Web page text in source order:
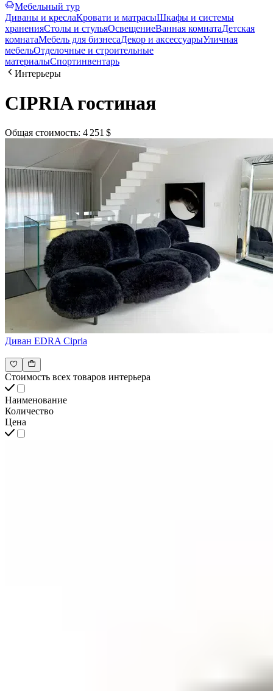
Мебельный тур
Диваны и креслаКровати и матрасыШкафы и системы
храненияСтолы и стульяОсвещениеВанная комнатаДетская
комнатаМебель для бизнесаДекор и аксессуарыУличная
мебельОтделочные и строительные
материалыСпортинвентарь
Интерьеры
CIPRIA гостиная
Общая стоимость: 4 251 $
Диван EDRA Cipria
Стоимость всех товаров интерьера
Наименование
Количество
Цена